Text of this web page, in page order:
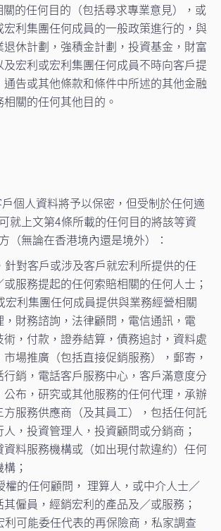
關的任何目的（包括尋求專業意見），或
宏利集團任何成員的一般政策進行的，與
休計劃，強積金計劃，投資基金，財富
及宏利或宏利集團任何成員不時向客戶提
告或其他條款和條件中所述的其他金融
關的任何其他目的。
個人資料將予以保密，但受制於任何適
就上文第4條所載的任何目的將該等資
（無論在香港境內還是境外）：
針對客戶或涉及客戶就宏利所提供的任
服務提起的任何索賠相關的任何人士；
宏利集團任何成員提供與業務經營相關
，財務諮詢，法律顧問，電信通訊，電
術，付款，證券結算，債務追討，資料處
場推廣（包括直接促銷服務），郵寄，
行銷，電話客戶服務中心，客戶滿意度分
公布，研究或其他服務的任何代理，承辦
方服務供應商（及其員工），包括任何託
，投資管理人，投資顧問或分銷商；
資料服務機構或（如出現付款違約）任何
；
權的任何顧問， 理算人，或中介人士／
僱員，經銷宏利的產品及／或服務；
利可能委任代表的再保險商，私家調查